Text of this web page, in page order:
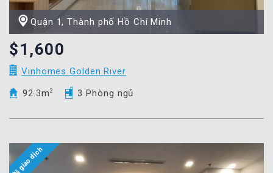
Quận 1, Thành phố Hồ Chí Minh
$1,600
Vinhomes Golden River
92.3m 2 3 Phòng ngủ